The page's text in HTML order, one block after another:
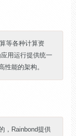
等各种计算资
用运行提供统一
性能的架构。
，Rainbond提供